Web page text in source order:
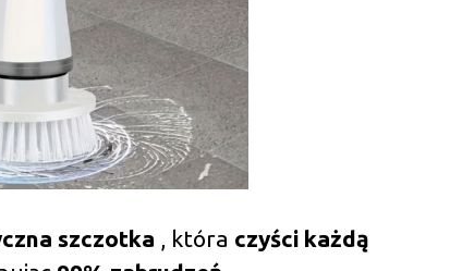
szczotka , która czyści każdą